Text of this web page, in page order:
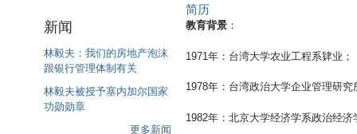
简历
教育背景 ：
1971年：台湾大学农业工程系肄业；
1978年：台湾政治大学企业管理研究
1982年：北京大学经济学系政治经济
新闻
林毅夫：我们的房地产泡沫
跟银行管理体制有关
林毅夫被授予塞内加尔国家
功勋勋章
更多新闻